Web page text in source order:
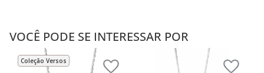
VOCÊ PODE SE INTERESSAR POR
Coleção Versos